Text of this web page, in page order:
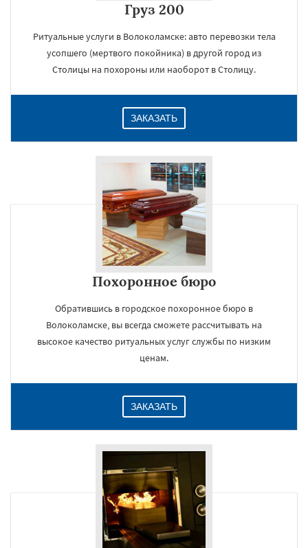
Груз 200
Ритуальные услуги в Волоколамске: авто перевозки тела
усопшего (мертвого покойника) в другой город из
Столицы на похороны или наоборот в Столицу.
ЗАКАЗАТЬ
Похоронное бюро
Обратившись в городское похоронное бюро в
Волоколамске, вы всегда сможете рассчитывать на
высокое качество ритуальных услуг службы по низким
ценам.
ЗАКАЗАТЬ